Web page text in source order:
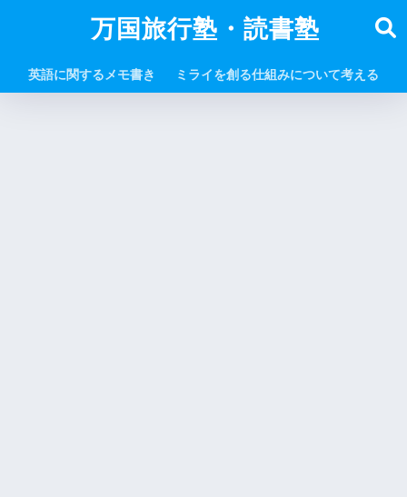
万国旅行塾・読書塾
英語に関するメモ書き ミライを創る仕組みについて考える